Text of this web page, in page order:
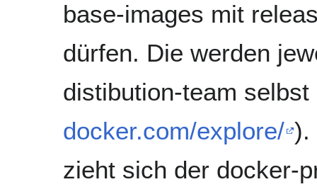
base-images mit
dürfen. Die werden
distibution-team
docker.com/explore/ ).
zieht sich der docker-